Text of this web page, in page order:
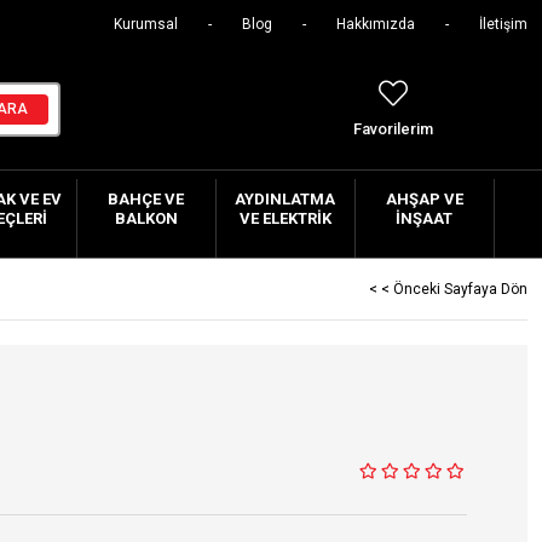
Kurumsal Blog Hakkımızda İletişim
Favorilerim
VE EV
BAHÇE VE
BALKON
AYDINLATMA
VE ELEKTRIK
AHŞAP VE
İNŞAAT
< < Önceki Sayfaya Dön